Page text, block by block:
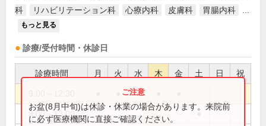
科
リハビリテーション科 心療内科 皮膚科 胃腸内科
もっと見る
診療/受付時間・休診日
診療時間 月 火 水 木 金 土 日 祝
●
9:00～13:00 ●
お盆(8月中旬)は休診・休業の場合があります。来院前
に必ず医療機関に直接ご確認ください。